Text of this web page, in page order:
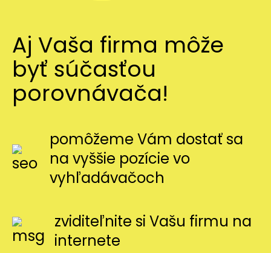
Aj Vaša firma môže
byť súčasťou
porovnávača!
pomôžeme Vám dostať sa
na vyššie pozície vo
vyhľadávačoch
zviditeľnite si Vašu firmu na
internete